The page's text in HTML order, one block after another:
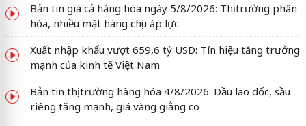
Bản tin giá cả hàng hóa ngày 5/8/2026: Thị trường phân
hóa, nhiều mặt hàng chịu áp lực
Xuất nhập khẩu vượt 659,6 tỷ USD: Tín hiệu tăng trưởng
mạnh của kinh tế Việt Nam
Bản tin thị trường hàng hóa 4/8/2026: Dầu lao dốc, sầu
riêng tăng mạnh, giá vàng giằng co